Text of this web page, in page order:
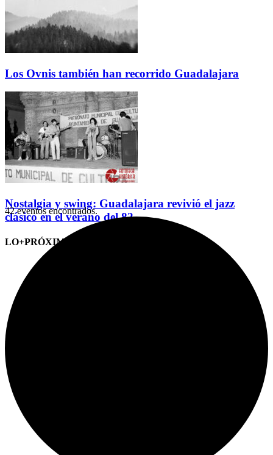
Los Ovnis también han recorrido Guadalajara
Nostalgia y swing: Guadalajara revivió el jazz
clásico en el verano del 82
LO+PRÓXIMO (CITAS)
42 eventos encontrados.